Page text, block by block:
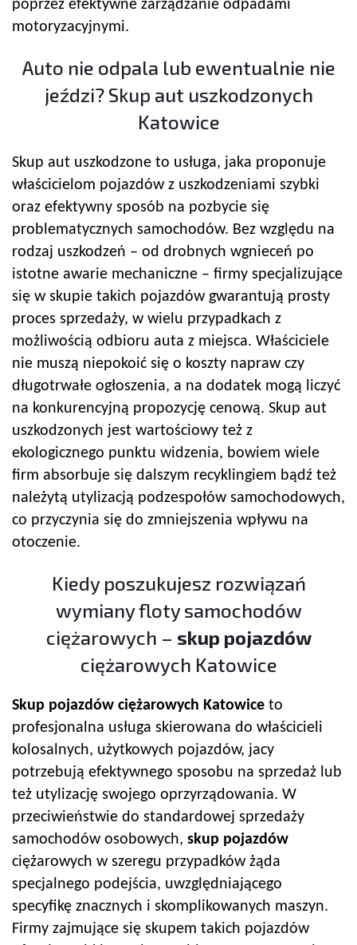
poprzez efektywne zarządzanie odpadami
motoryzacyjnymi.
Auto nie odpala lub ewentualnie nie
jeździ? Skup aut uszkodzonych
Katowice
Skup aut uszkodzone to usługa, jaka proponuje
właścicielom pojazdów z uszkodzeniami szybki
oraz efektywny sposób na pozbycie się
problematycznych samochodów. Bez względu na
rodzaj uszkodzeń – od drobnych wgnieceń po
istotne awarie mechaniczne – firmy specjalizujące
się w skupie takich pojazdów gwarantują prosty
proces sprzedaży, w wielu przypadkach z
możliwością odbioru auta z miejsca. Właściciele
nie muszą niepokoić się o koszty napraw czy
długotrwałe ogłoszenia, a na dodatek mogą liczyć
na konkurencyjną propozycję cenową. Skup aut
uszkodzonych jest wartościowy też z
ekologicznego punktu widzenia, bowiem wiele
firm absorbuje się dalszym recyklingiem bądź też
należytą utylizacją podzespołów samochodowych,
co przyczynia się do zmniejszenia wpływu na
otoczenie.
Kiedy poszukujesz rozwiązań
wymiany floty samochodów
ciężarowych – skup pojazdów
ciężarowych Katowice
Skup pojazdów ciężarowych Katowice to
profesjonalna usługa skierowana do właścicieli
kolosalnych, użytkowych pojazdów, jacy
potrzebują efektywnego sposobu na sprzedaż lub
też utylizację swojego oprzyrządowania. W
przeciwieństwie do standardowej sprzedaży
samochodów osobowych, skup pojazdów
ciężarowych w szeregu przypadków żąda
specjalnego podejścia, uwzględniającego
specyfikę znacznych i skomplikowanych maszyn.
Firmy zajmujące się skupem takich pojazdów